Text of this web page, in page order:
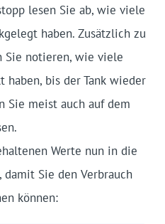
lesen Sie ab, wie viele
haben. Zusätzlich zu
Sie notieren, wie viele
haben, bis der Tank wieder
Sie meist auch auf dem
Werte nun in die
damit Sie den Verbrauch
können: